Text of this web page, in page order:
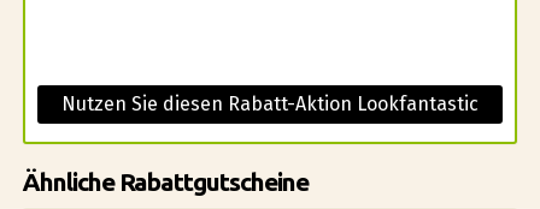
Nutzen Sie diesen Rabatt-Aktion Lookfantastic
Ähnliche Rabattgutscheine